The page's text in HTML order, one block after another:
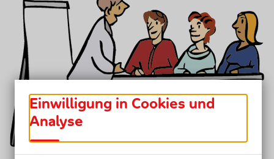
Einwilligung in Cookies und
Analyse